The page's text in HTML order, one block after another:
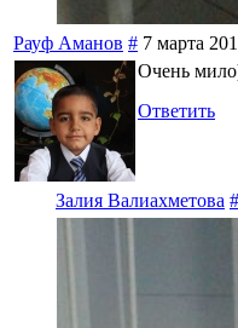
Рауф Аманов # 7 марта
Очень
Ответить
Залия Валиахметова #